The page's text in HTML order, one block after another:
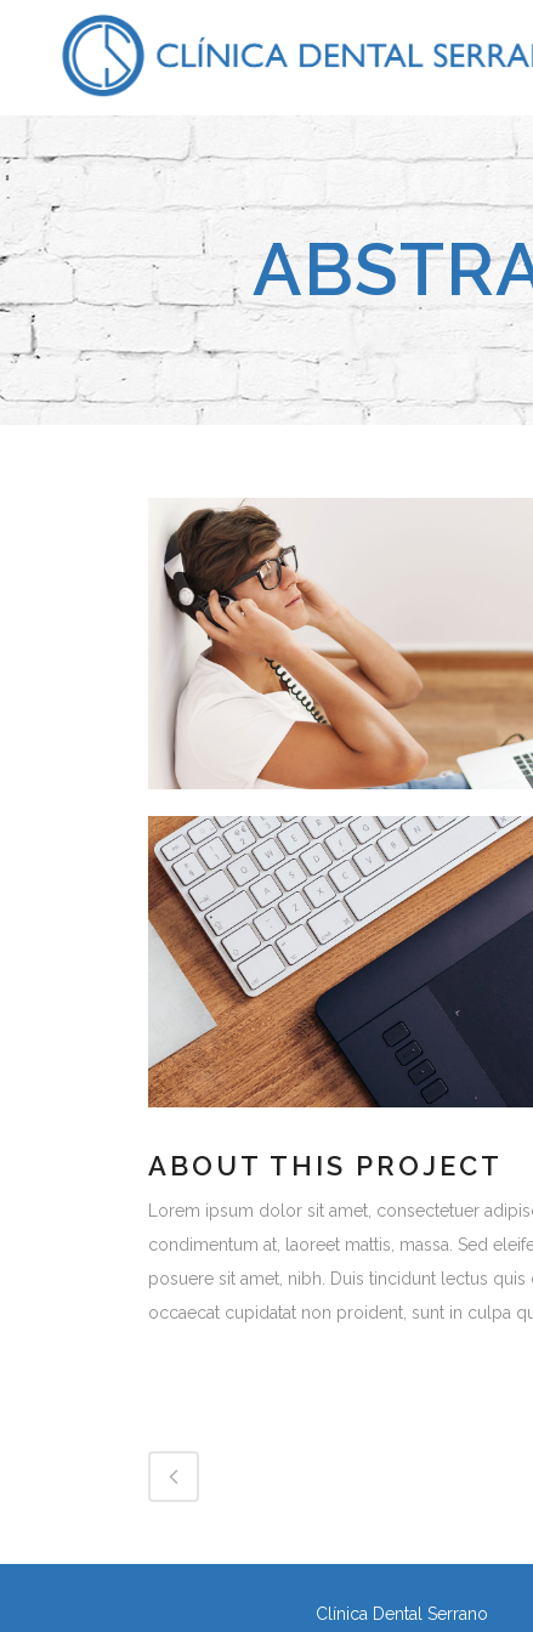
ABOUT THIS PROJECT
Lorem ipsum dolor sit amet, consectetuer
condimentum at, laoreet mattis, massa. Sed
posuere sit amet, nibh. Duis tincidunt lectus
occaecat cupidatat non proident, sunt in culpa
Clínica Dental Serrano